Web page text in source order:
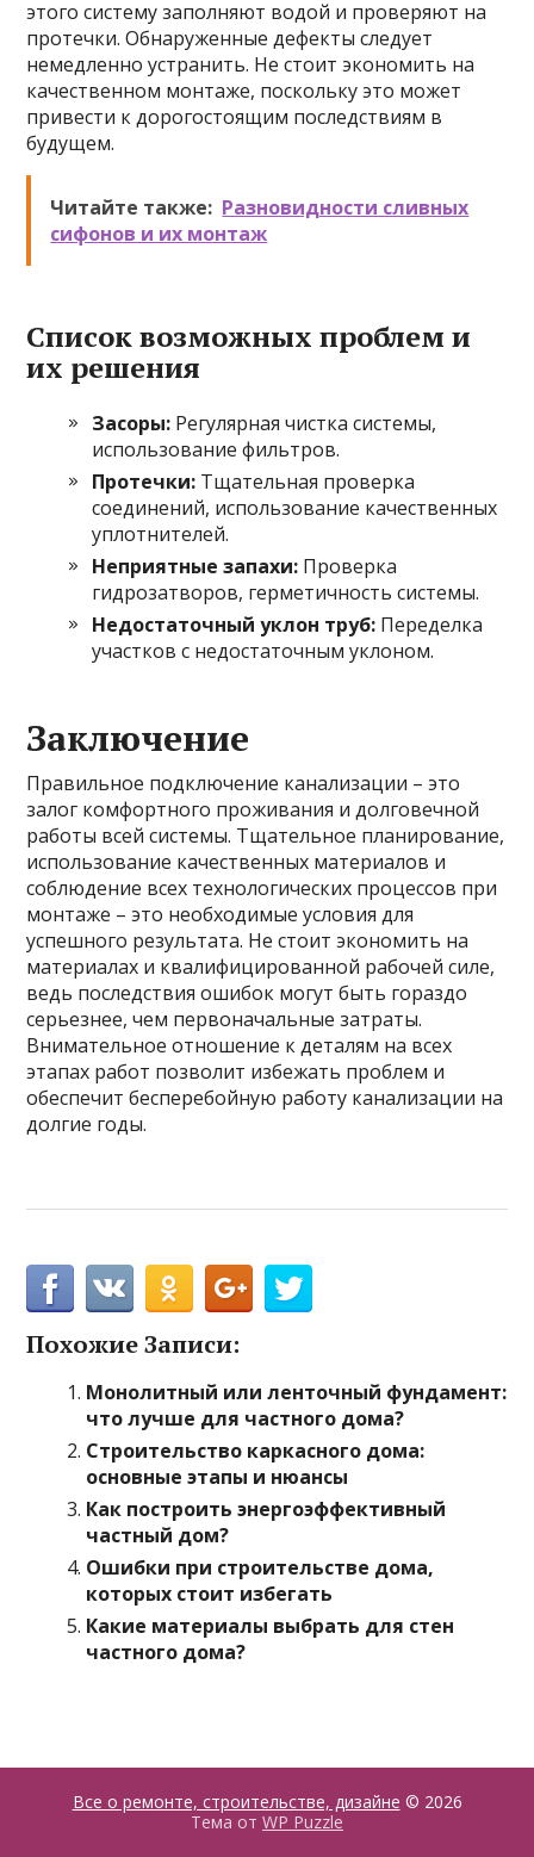
этого систему заполняют водой и проверяют на
протечки. Обнаруженные дефекты следует
немедленно устранить. Не стоит экономить на
качественном монтаже, поскольку это может
привести к дорогостоящим последствиям в
будущем.
Читайте также: Разновидности сливных
сифонов и их монтаж
Список возможных проблем и
их решения
Засоры: Регулярная чистка системы,
использование фильтров.
Протечки: Тщательная проверка
соединений, использование качественных
уплотнителей.
Неприятные запахи: Проверка
гидрозатворов, герметичность системы.
Недостаточный уклон труб: Переделка
участков с недостаточным уклоном.
Заключение
Правильное подключение канализации – это
залог комфортного проживания и долговечной
работы всей системы. Тщательное планирование,
использование качественных материалов и
соблюдение всех технологических процессов при
монтаже – это необходимые условия для
успешного результата. Не стоит экономить на
материалах и квалифицированной рабочей силе,
ведь последствия ошибок могут быть гораздо
серьезнее, чем первоначальные затраты.
Внимательное отношение к деталям на всех
этапах работ позволит избежать проблем и
обеспечит бесперебойную работу канализации на
долгие годы.
Похожие Записи:
Монолитный или ленточный фундамент:
что лучше для частного дома?
Строительство каркасного дома:
основные этапы и нюансы
Как построить энергоэффективный
частный дом?
Ошибки при строительстве дома,
которых стоит избегать
Какие материалы выбрать для стен
частного дома?
Все о ремонте, строительстве, дизайне © 2026
Тема от WP Puzzle